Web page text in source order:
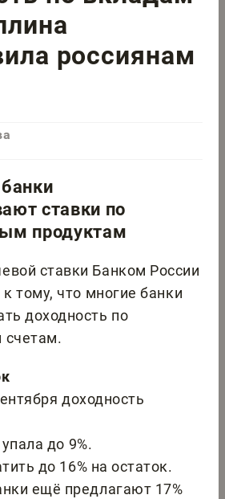
россиянам
ставки по
продуктам
ставки Банком России
тому, что многие банки
доходность по
счетам.
доходность
до 9%.
до 16% на остаток.
ещё предлагают 17%